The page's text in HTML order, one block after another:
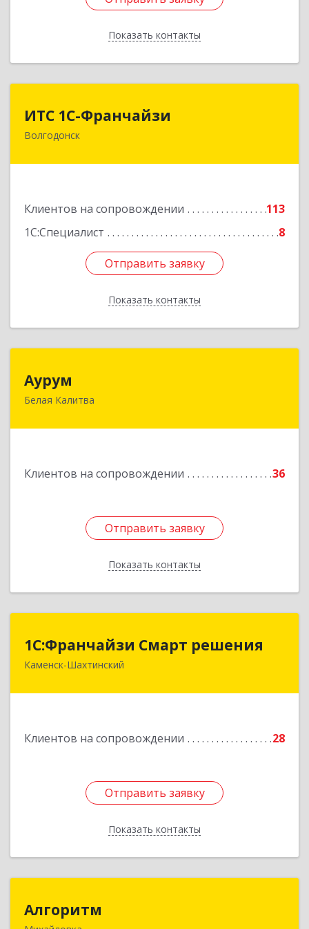
Показать контакты
Назад
ИТС 1С-Франчайзи
Волгодонск
Клиентов на сопровождении
113
1С:Специалист
8
Отправить заявку
Показать контакты
ИТС 1С-Франчайзи
347380, Ростовская обл, Волгодонск г, Гагарина
Отправить заявку
Назад
Аурум
Белая Калитва
Клиентов на сопровождении 36
Отправить заявку
Показать контакты
347044, Ростовская обл, Белокалитвинский р-н,
Отправить заявку
Назад
1С:Франчайзи Смарт решения
Каменск-Шахтинский
Клиентов на сопровождении 28
Отправить заявку
Показать контакты
1С:Франчайзи Смарт решения
347800, Ростовская обл, Каменск-Шахтинский г,
Отправить заявку
Назад
Алгоритм